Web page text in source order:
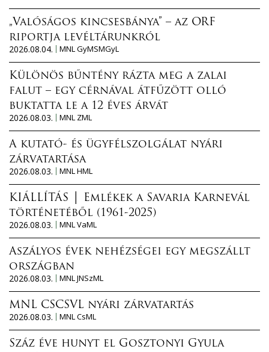
„Valóságos kincsesbánya” – az ORF
riportja levéltárunkról
2026.08.04.
MNL GyMSMGyL
Különös bűntény rázta meg a zalai
falut – egy cérnával átfűzött olló
buktatta le a 12 éves árvát
2026.08.03.
MNL ZML
A kutató- és ügyfélszolgálat nyári
zárvatartása
2026.08.03.
MNL HML
KIÁLLÍTÁS │ Emlékek a Savaria Karnevál
történetéből (1961-2025)
2026.08.03.
MNL VaML
Aszályos évek nehézségei egy megszállt
országban
2026.08.03.
MNL JNSzML
MNL CSCSVL nyári zárvatartás
2026.08.03.
MNL CsML
Száz éve hunyt el Gosztonyi Gyula